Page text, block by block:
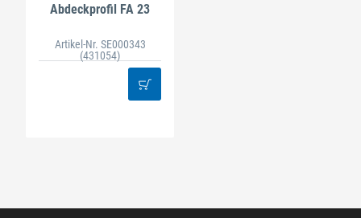
Abdeckprofil FA 23
Artikel-Nr. SE000343
(431054)